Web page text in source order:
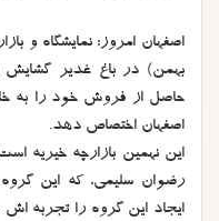
حاصل از فروش خود را به
اصفهان اختصاص دهد.
این نهمین بازارچه خیریه
رضوان سلیمی، که این
ایجاد این گروه را تجربه